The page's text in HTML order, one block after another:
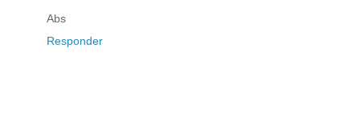
Abs
Responder